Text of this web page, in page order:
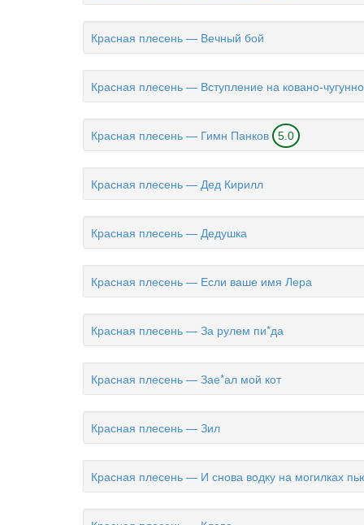
Красная плесень — Вечный бой
Красная плесень — Вступление на ковано-
Красная плесень — Гимн Панков 5.0
Красная плесень — Дед Кирилл
Красная плесень — Дедушка
Красная плесень — Если ваше имя Лера
Красная плесень — За рулем пи*да
Красная плесень — Зае*ал мой кот
Красная плесень — Зил
Красная плесень — И снова водку на могилках